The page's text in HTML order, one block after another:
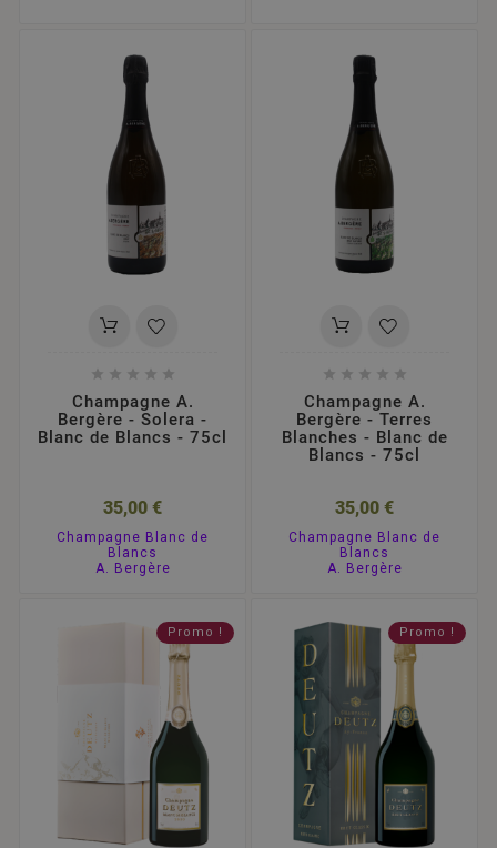
    
Champagne A.
Bergère - Solera -
Blanc de Blancs - 75cl
35,00 €
Champagne Blanc de
Blancs
A. Bergère
    
Champagne A.
Bergère - Terres
Blanches - Blanc de
Blancs - 75cl
35,00 €
Champagne Blanc de
Blancs
A. Bergère
Promo ! Promo !